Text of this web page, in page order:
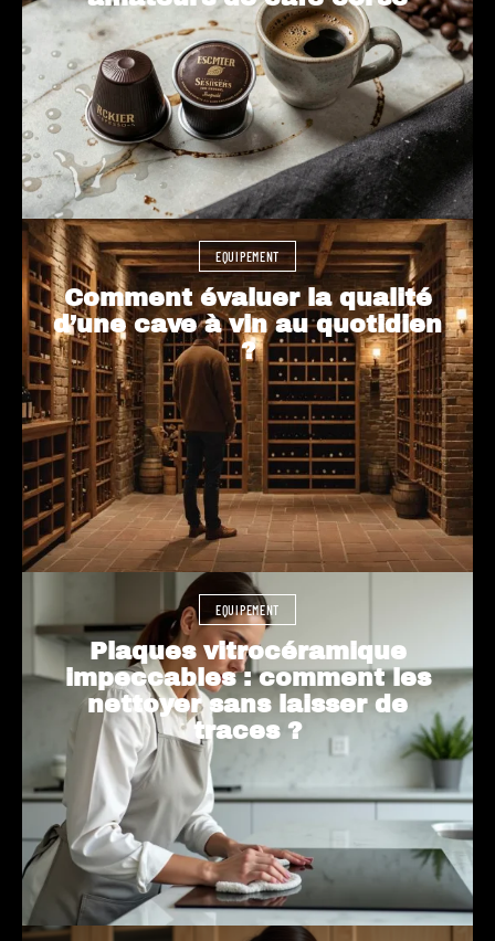
EQUIPEMENT
Comment évaluer la qualité
d’une cave à vin au quotidien
?
EQUIPEMENT
Plaques vitrocéramique
impeccables : comment les
nettoyer sans laisser de
traces ?